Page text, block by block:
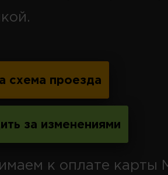
схема проезда
за изменениями
к оплате карты